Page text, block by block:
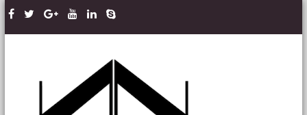
Skip to content